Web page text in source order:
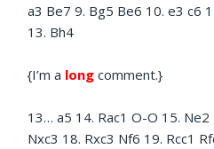
a3 Be7 9. Bg5 Be6 10. e3 c6
13. Bh4
{I’m a long comment.}
13… a5 14. Rac1 O-O 15.
Nxc3 18. Rxc3 Nf6 19. Rcc1